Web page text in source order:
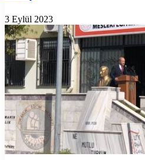
3 Eylül 2023